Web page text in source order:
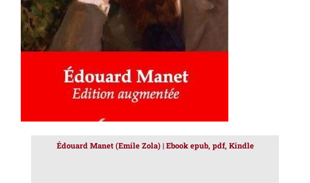
Édouard Manet (Emile Zola) | Ebook epub, pdf, Kindle